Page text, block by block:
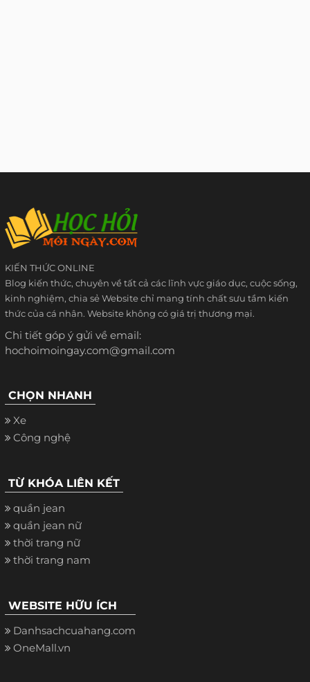
KIẾN THỨC ONLINE
Blog kiến thức, chuyên về tất cả các lĩnh vực giáo dục, cuộc sống,
kinh nghiệm, chia sẻ Website chỉ mang tính chất sưu tầm kiến
thức của cá nhân. Website không có giá trị thương mại.
Chi tiết góp ý gửi về email:
hochoimoingay.com@gmail.com
CHỌN NHANH
Xe
Công nghệ
TỪ KHÓA LIÊN KẾT
quần jean
quần jean nữ
thời trang nữ
thời trang nam
WEBSITE HỮU ÍCH
Danhsachcuahang.com
OneMall.vn